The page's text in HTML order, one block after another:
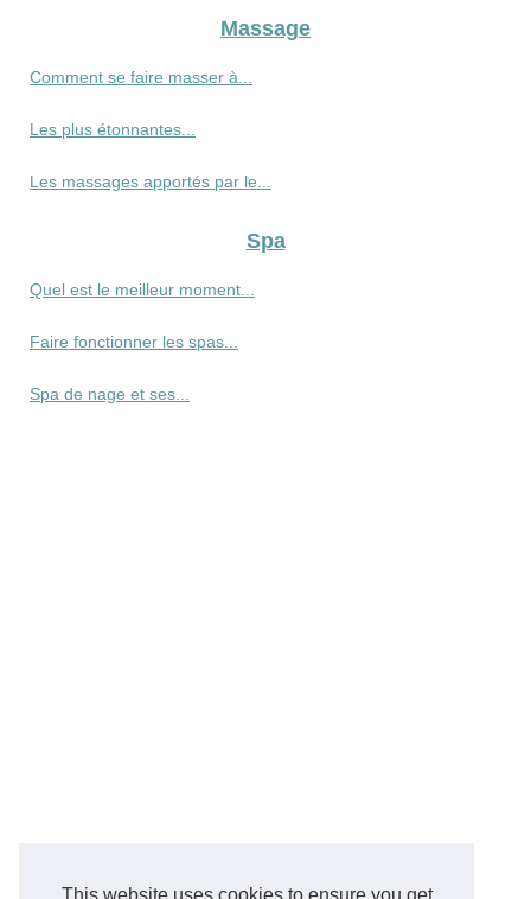
Massage
Comment se faire masser à...
Les plus étonnantes...
Les massages apportés par le...
Spa
Quel est le meilleur moment...
Faire fonctionner les spas...
Spa de nage et ses...